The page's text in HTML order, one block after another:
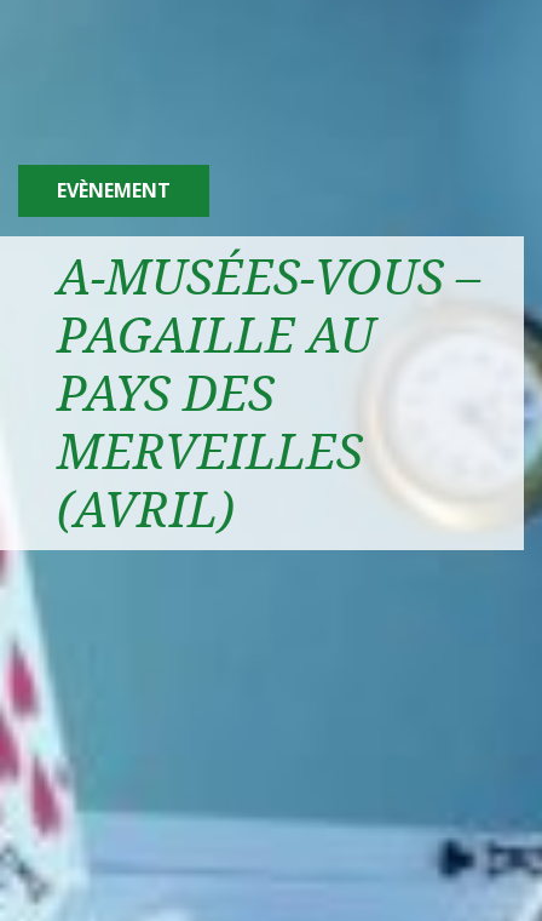
EVÈNEMENT
A-MUSÉES-VOUS –
PAGAILLE AU
PAYS DES
MERVEILLES
(AVRIL)